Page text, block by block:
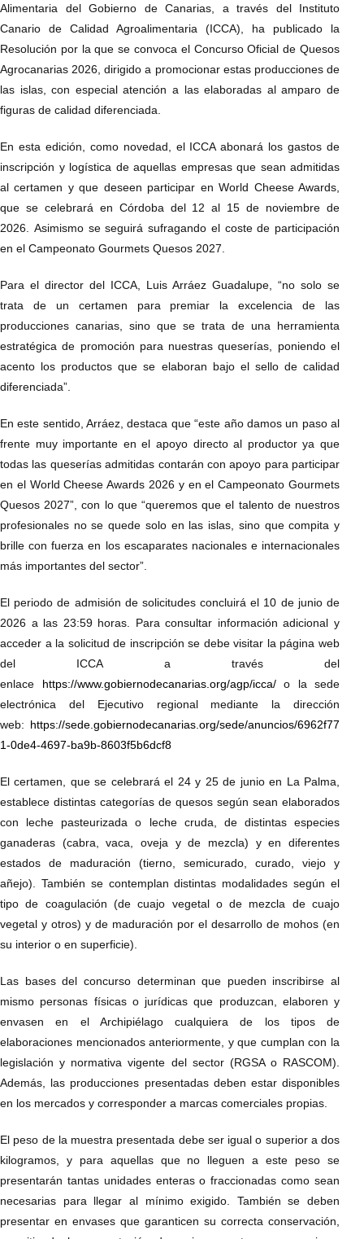
Alimentaria del Gobierno de Canarias, a través del Instituto
Canario de Calidad Agroalimentaria (ICCA), ha publicado la
Resolución por la que se convoca el Concurso Oficial de Quesos
Agrocanarias 2026, dirigido a promocionar estas producciones de
las islas, con especial atención a las elaboradas al amparo de
figuras de calidad diferenciada.
En esta edición, como novedad, el ICCA abonará los gastos de
inscripción y logística de aquellas empresas que sean admitidas
al certamen y que deseen participar en World Cheese Awards,
que se celebrará en Córdoba del 12 al 15 de noviembre de
2026. Asimismo se seguirá sufragando el coste de participación
en el Campeonato Gourmets Quesos 2027.
Para el director del ICCA, Luis Arráez Guadalupe, “no solo se
trata de un certamen para premiar la excelencia de las
producciones canarias, sino que se trata de una herramienta
estratégica de promoción para nuestras queserías, poniendo el
acento los productos que se elaboran bajo el sello de calidad
diferenciada”.
En este sentido, Arráez, destaca que “este año damos un paso al
frente muy importante en el apoyo directo al productor ya que
todas las queserías admitidas contarán con apoyo para participar
en el World Cheese Awards 2026 y en el Campeonato Gourmets
Quesos 2027”, con lo que “queremos que el talento de nuestros
profesionales no se quede solo en las islas, sino que compita y
brille con fuerza en los escaparates nacionales e internacionales
más importantes del sector”.
El periodo de admisión de solicitudes concluirá el 10 de junio de
2026 a las 23:59 horas. Para consultar información adicional y
acceder a la solicitud de inscripción se debe visitar la página web
del ICCA a través del
enlace https://www.gobiernodecanarias.org/agp/icca/o la sede
electrónica del Ejecutivo regional mediante la dirección
web: https://sede.gobiernodecanarias.org/sede/anuncios/6962f77
1-0de4-4697-ba9b-8603f5b6dcf8
El certamen, que se celebrará el 24 y 25 de junio en La Palma,
establece distintas categorías de quesos según sean elaborados
con leche pasteurizada o leche cruda, de distintas especies
ganaderas (cabra, vaca, oveja y de mezcla) y en diferentes
estados de maduración (tierno, semicurado, curado, viejo y
añejo). También se contemplan distintas modalidades según el
tipo de coagulación (de cuajo vegetal o de mezcla de cuajo
vegetal y otros) y de maduración por el desarrollo de mohos (en
su interior o en superficie).
Las bases del concurso determinan que pueden inscribirse al
mismo personas físicas o jurídicas que produzcan, elaboren y
envasen en el Archipiélago cualquiera de los tipos de
elaboraciones mencionados anteriormente, y que cumplan con la
legislación y normativa vigente del sector (RGSA o RASCOM).
Además, las producciones presentadas deben estar disponibles
en los mercados y corresponder a marcas comerciales propias.
El peso de la muestra presentada debe ser igual o superior a dos
kilogramos, y para aquellas que no lleguen a este peso se
presentarán tantas unidades enteras o fraccionadas como sean
necesarias para llegar al mínimo exigido. También se deben
presentar en envases que garanticen su correcta conservación,